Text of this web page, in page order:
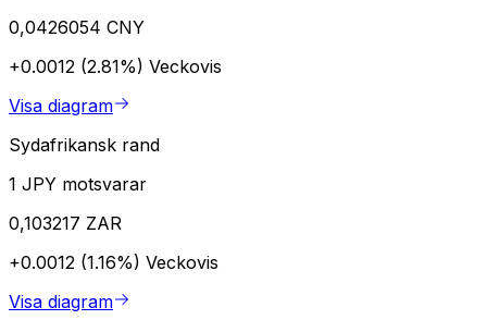
0,0426054 CNY
+0.0012 (2.81%) Veckovis
Visa diagram
Sydafrikansk rand
1 JPY motsvarar
0,103217 ZAR
+0.0012 (1.16%) Veckovis
Visa diagram